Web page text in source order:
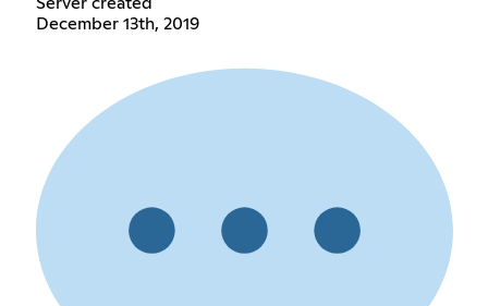
December 13th, 2019